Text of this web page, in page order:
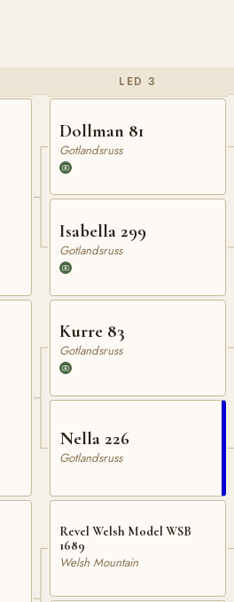
LED 3
Dollman 81
Gotlandsruss
Isabella 299
Gotlandsruss
Kurre 83
Gotlandsruss
Nella 226
Gotlandsruss
Revel Welsh Model WSB
1689
Welsh Mountain